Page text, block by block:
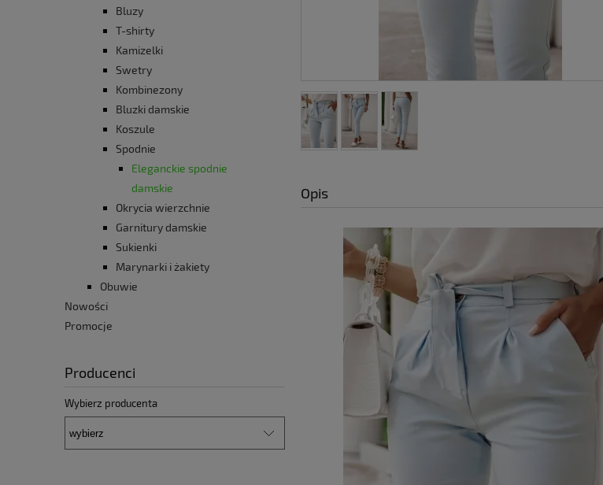
Bluzy
T-shirty
Kamizelki
Swetry
Kombinezony
Bluzki damskie
Koszule
Spodnie
Eleganckie spodnie
damskie
Okrycia wierzchnie
Garnitury damskie
Sukienki
Marynarki i żakiety
Obuwie
Nowości
Promocje
Producenci
Wybierz producenta
Opis